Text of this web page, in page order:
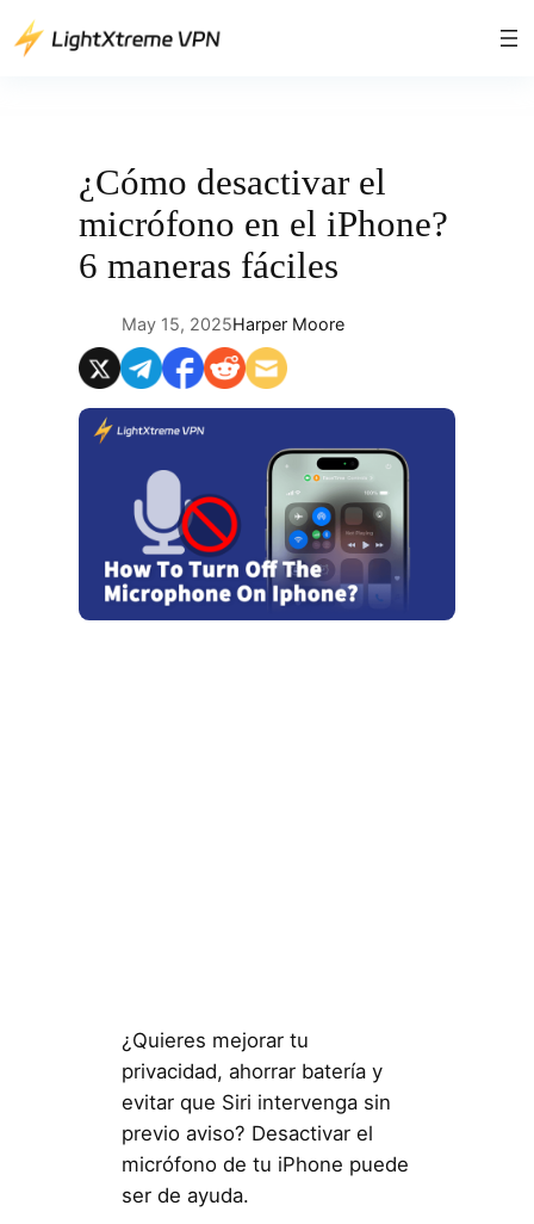
Saltar
¿Cómo desactivar el
micrófono en el iPhone?
6 maneras fáciles
May 15, 2025Harper Moore
¿Quieres mejorar tu
privacidad, ahorrar batería y
evitar que Siri intervenga sin
previo aviso? Desactivar el
micrófono de tu iPhone puede
ser de ayuda.